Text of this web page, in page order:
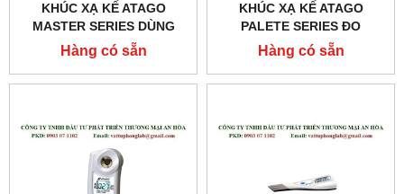
KHÚC XẠ KẾ ATAGO
MASTER SERIES DÙNG
CHO KHÁM VÀ CHỮA
BỆNH MODEL:MASTER-
SUR/NM
Hàng có sẵn
KHÚC XẠ KẾ ATAGO
PALETE SERIES ĐO
TRỌNG LƯỢNG RIÊNG
NƯỚC TIỂU MODEL:UG-Α
Hàng có sẵn